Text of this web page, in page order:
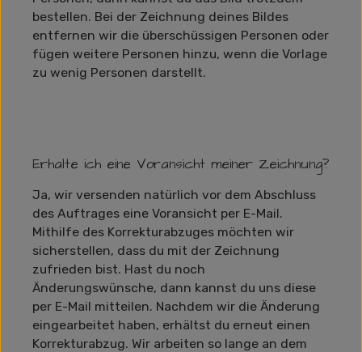
bestellen. Bei der Zeichnung deines Bildes
entfernen wir die überschüssigen Personen oder
fügen weitere Personen hinzu, wenn die Vorlage
zu wenig Personen darstellt.
Erhalte ich eine Voransicht meiner Zeichnung?
Ja, wir versenden natürlich vor dem Abschluss
des Auftrages eine Voransicht per E-Mail.
Mithilfe des Korrekturabzuges möchten wir
sicherstellen, dass du mit der Zeichnung
zufrieden bist. Hast du noch
Änderungswünsche, dann kannst du uns diese
per E-Mail mitteilen. Nachdem wir die Änderung
eingearbeitet haben, erhältst du erneut einen
Korrekturabzug. Wir arbeiten so lange an dem